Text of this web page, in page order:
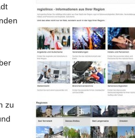
zu